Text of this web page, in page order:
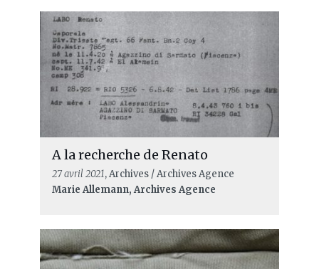
A la recherche de Renato
27 avril 2021, Archives / Archives Agence
Marie Allemann, Archives Agence